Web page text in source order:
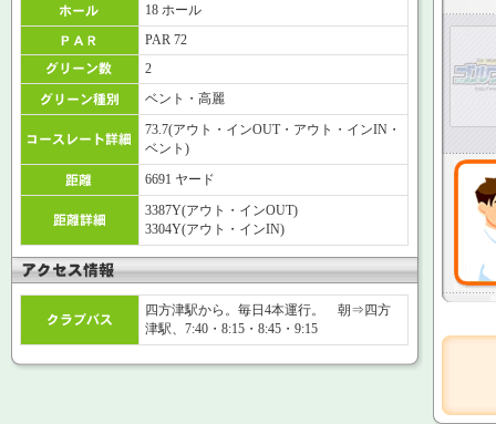
18 ホール
PAR 72
2
ベント・高麗
73.7(アウト・インOUT・アウト・インIN・
ベント)
6691 ヤード
3387Y(アウト・インOUT)
3304Y(アウト・インIN)
四方津駅から。毎日4本運行。 朝⇒四方
津駅、7:40・8:15・8:45・9:15